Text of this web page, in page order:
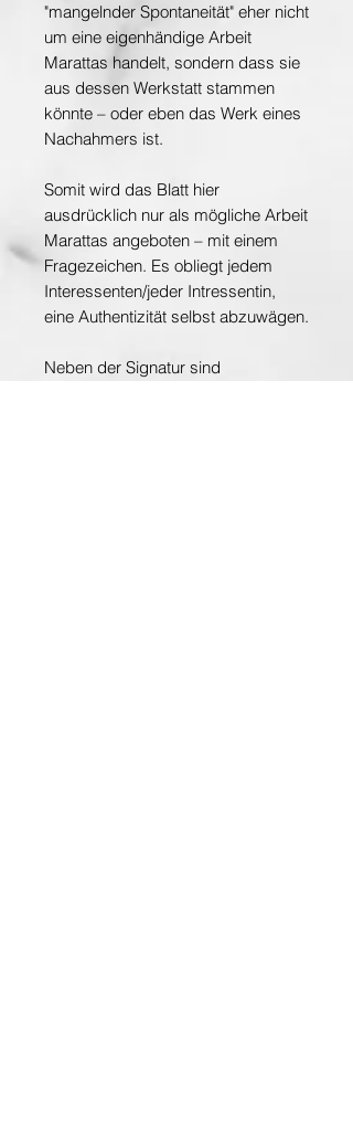
"mangelnder Spontaneität" eher nicht
um eine eigenhändige Arbeit
Marattas handelt, sondern dass sie
aus dessen Werkstatt stammen
könnte – oder eben das Werk eines
Nachahmers ist.
Somit wird das Blatt hier
ausdrücklich nur als mögliche Arbeit
Marattas angeboten – mit einem
Fragezeichen. Es obliegt jedem
Interessenten/jeder Intressentin,
eine Authentizität selbst abzuwägen.
Neben der Signatur sind